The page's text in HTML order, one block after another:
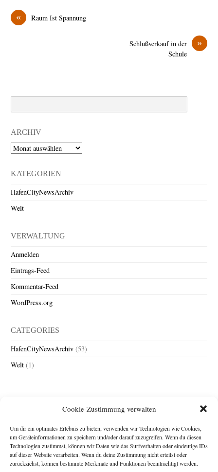
Cookie-Zustimmung verwalten
Um dir ein optimales Erlebnis zu bieten, verwenden wir Technologien wie Cookies,
um Geräteinformationen zu speichern und/oder darauf zuzugreifen. Wenn du diesen
Technologien zustimmst, können wir Daten wie das Surfverhalten oder eindeutige IDs
auf dieser Website verarbeiten. Wenn du deine Zustimmung nicht erteilst oder
zurückziehst, können bestimmte Merkmale und Funktionen beeinträchtigt werden.
« Raum Ist Spannung
»
Schlußverkauf in der
Schule
ARCHIV
Archiv
KATEGORIEN
HafenCityNewsArchiv
Welt
VERWALTUNG
Anmelden
Eintrags-Feed
Kommentar-Feed
WordPress.org
CATEGORIES
HafenCityNewsArchiv (53)
Welt (1)
Impressum
Michael Baden,